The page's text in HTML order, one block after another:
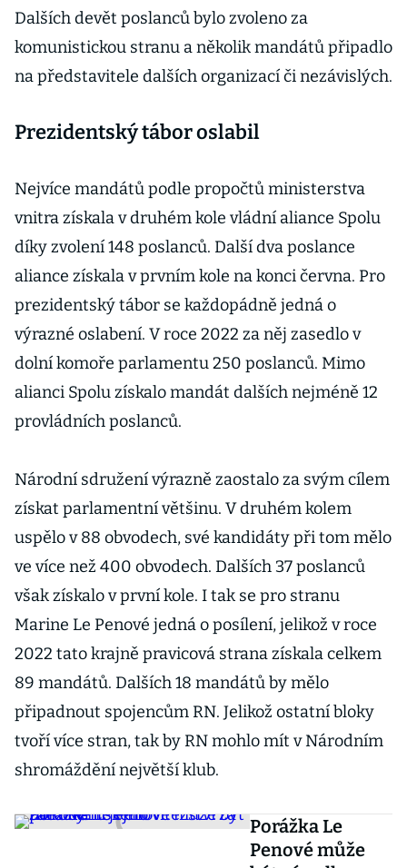
Dalších devět poslanců bylo zvoleno za
komunistickou stranu a několik mandátů připadlo
na představitele dalších organizací či nezávislých.
Prezidentský tábor oslabil
Nejvíce mandátů podle propočtů ministerstva
vnitra získala v druhém kole vládní aliance Spolu
díky zvolení 148 poslanců. Další dva poslance
aliance získala v prvním kole na konci června. Pro
prezidentský tábor se každopádně jedná o
výrazné oslabení. V roce 2022 za něj zasedlo v
dolní komoře parlamentu 250 poslanců. Mimo
alianci Spolu získalo mandát dalších nejméně 12
provládních poslanců.
Národní sdružení výrazně zaostalo za svým cílem
získat parlamentní většinu. V druhém kolem
uspělo v 88 obvodech, své kandidáty při tom mělo
ve více než 400 obvodech. Dalších 37 poslanců
však získalo v první kole. I tak se pro stranu
Marine Le Penové jedná o posílení, jelikož v roce
2022 tato krajně pravicová strana získala celkem
89 mandátů. Dalších 18 mandátů by mělo
připadnout spojencům RN. Jelikož ostatní bloky
tvoří více stran, tak by RN mohlo mít v Národním
shromáždění největší klub.
Porážka Le
Penové může